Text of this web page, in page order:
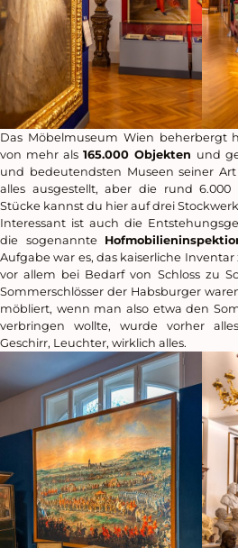
Das Möbelmuseum Wien beherbergt
von mehr als165.000 Objekten und
und bedeutendsten Museen seiner
alles ausgestellt, aber die rund
Stücke kannst du hier auf drei
Interessant ist auch die
die sogenannte
Aufgabe war es, das kaiserliche
vor allem bei Bedarf von Schloss zu
Sommerschlösser der Habsburger
möbliert, wenn man also etwa den
verbringen wollte, wurde vorher
Geschirr, Leuchter, wirklich alles.